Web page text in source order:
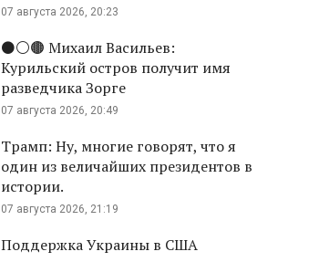
07 августа 2026, 20:23
⚫️⚪️🟤 Михаил Васильев:
Курильский остров получит имя
разведчика Зорге
07 августа 2026, 20:49
Трамп: Ну, многие говорят, что я
один из величайших президентов в
истории.
07 августа 2026, 21:19
Поддержка Украины в США